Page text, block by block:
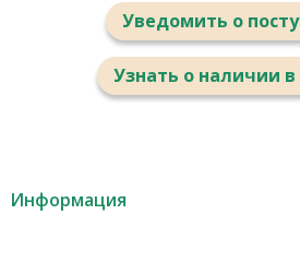
Уведомить о
Узнать о наличии в
Информация